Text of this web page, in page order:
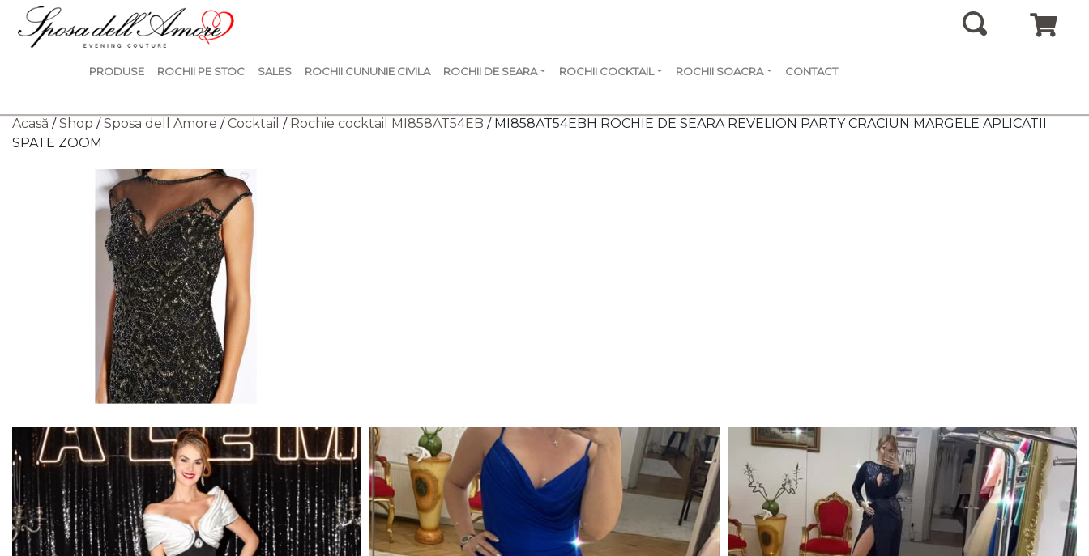
PRODUSE ROCHII PE STOC SALES ROCHII CUNUNIE CIVILA ROCHII DE SEARA ROCHII COCKTAIL ROCHII SOACRA CONTACT
Acasă /Shop /Sposa dell Amore / Cocktail / Rochie cocktail MI858AT54EB / MI858AT54EBH ROCHIE DE SEARA REVELION PARTY CRACIUN MARGELE APLICATII
SPATE ZOOM